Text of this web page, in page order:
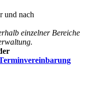
und nach
einzelner Bereiche